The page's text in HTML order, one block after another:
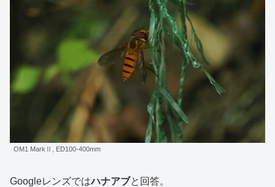
OM1 MarkⅡ, ED100-400mm
Googleレンズではハナアブと回答。